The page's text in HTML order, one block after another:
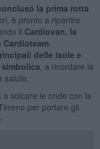
la prima rotta
è pronto a ripartire
il Cardiovan, la
delle isole e
, a ricordare la
solcare le onde con la
per portare gli